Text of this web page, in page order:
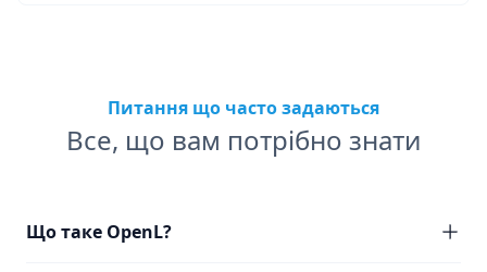
Питання що часто задаються
Все, що вам потрібно знати
Що таке OpenL?